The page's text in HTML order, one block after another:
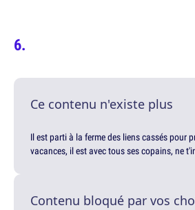
Ce contenu n'existe plus
Il est parti à la ferme des liens cassés pour
vacances, il est avec tous ses copains, ne
Contenu bloqué par vos